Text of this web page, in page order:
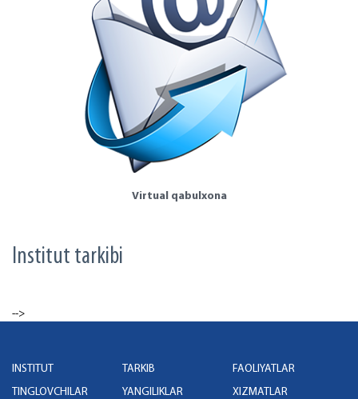
Virtual qabulxona
Institut tarkibi
-->
INSTITUT TARKIB
FAOLIYATLAR
TINGLOVCHILAR
YANGILIKLAR XIZMATLAR